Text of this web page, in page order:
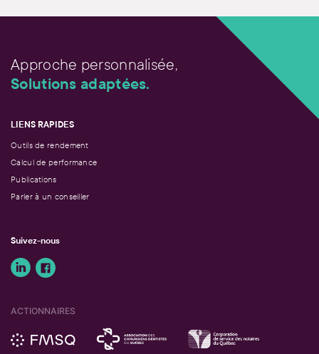
Approche personnalisée,
Solutions adaptées.
LIENS RAPIDES
Outils de rendement
Calcul de performance
Publications
Parler à un conseiller
Suivez-nous
ACTIONNAIRES